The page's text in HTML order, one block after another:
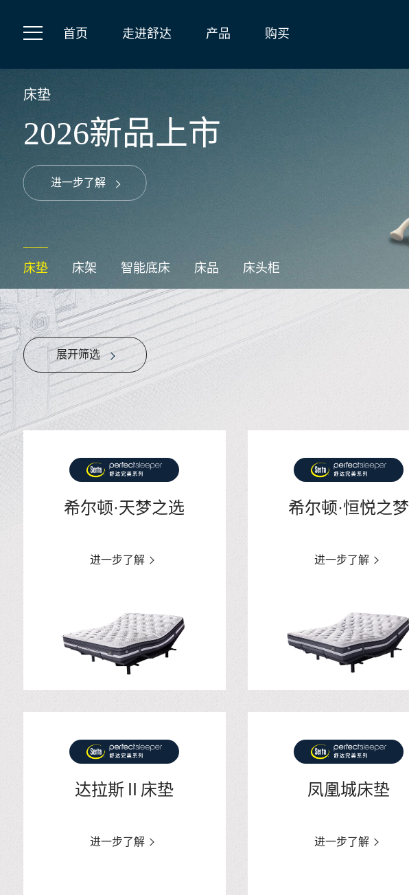
首页 走进舒达 产品 购买
床垫
2026新品上市
进一步了解
床垫 床架 智能底床 床品 床头柜
展开筛选
希尔顿·天梦之选
进一步了解
希尔顿·恒悦之梦
进一步了解
达拉斯Ⅱ床垫
进一步了解
凤凰城床垫
进一步了解